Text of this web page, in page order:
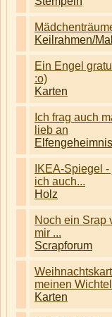
Keilrahmen/
Ein Engel
:o)
Karten
Ich frag auch
lieb an
IKEA-Spiegel -
ich auch...
Holz
Noch ein Srap
mir ...
Scrapforum
meinen Wichtel
Karten